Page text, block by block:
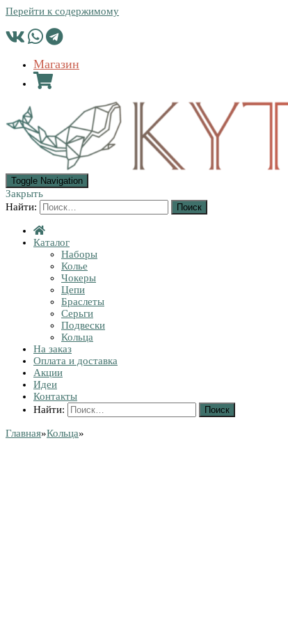
Перейти к содержимому
Магазин
Toggle Navigation
Закрыть
Найти:
Каталог
Наборы
Колье
Чокеры
Цепи
Браслеты
Серьги
Подвески
Кольца
На заказ
Оплата и доставка
Акции
Идеи
Контакты
Найти:
Главная»Кольца»